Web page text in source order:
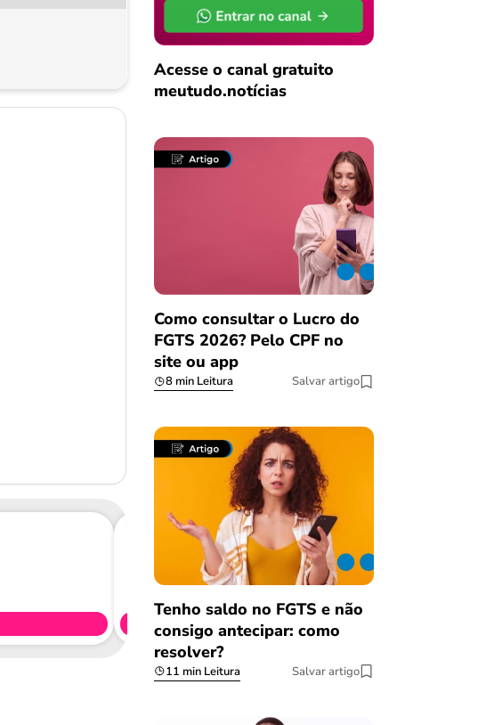
Acesse o canal gratuito
meutudo.notícias
Como consultar o Lucro do
FGTS 2026? Pelo CPF no
site ou app
8 min Leitura Salvar artigo
Tenho saldo no FGTS e não
consigo antecipar: como
resolver?
11 min Leitura Salvar artigo